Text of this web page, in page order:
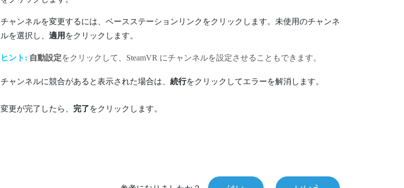
チャンネルを変更するには、ベースステーションリンクをクリックします。未使用のチャンネ
ルを選択し、 適用 をクリックします。
ヒント: 自動設定をクリックして、 SteamVR にチャンネルを設定させることもできます。
チャンネルに競合があると表示された場合は、 続行をクリックしてエラーを解消します。
変更が完了したら、 完了をクリックします。